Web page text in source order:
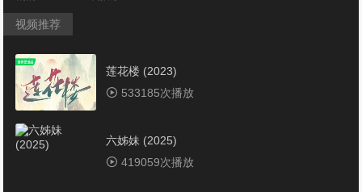
视频推荐
莲花楼 (2023)
533185次播放
六姊妹 (2025)
419059次播放